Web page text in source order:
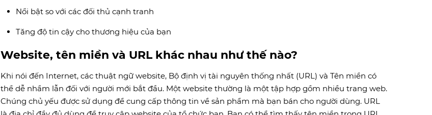
Nổi bật so với các đối thủ cạnh tranh
Tăng độ tin cậy cho thương hiệu của bạn
Website, tên miền và URL khác nhau như thế nào?
Khi nói đến Internet, các thuật ngữ website, Bộ định vị tài nguyên thống nhất (URL) và Tên miền có
thể dễ nhầm lẫn đối với người mới bắt đầu. Một website thường là một tập hợp gồm nhiều trang web.
Chúng chủ yếu được sử dụng để cung cấp thông tin về sản phẩm mà bạn bán cho người dùng. URL